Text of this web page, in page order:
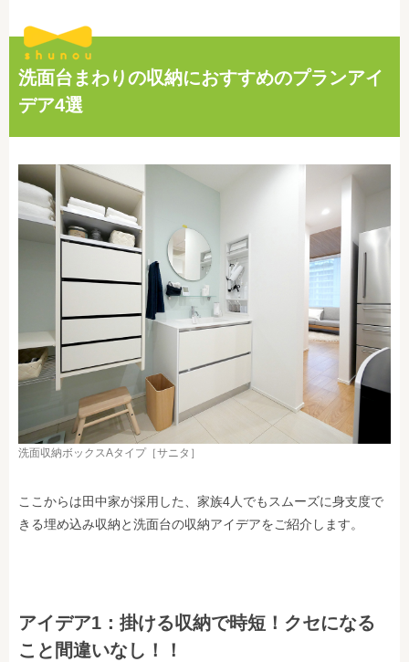
洗面台まわりの収納におすすめのプランアイ
デア4選
洗面収納ボックスAタイプ［サニタ］
ここからは田中家が採用した、家族4人でもスムーズに身支度で
きる埋め込み収納と洗面台の収納アイデアをご紹介します。
アイデア1：掛ける収納で時短！クセになる
こと間違いなし！！